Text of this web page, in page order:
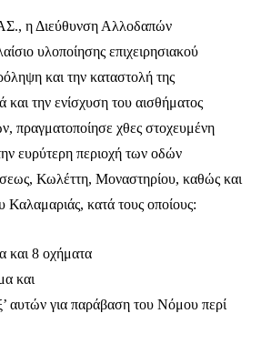
η Διεύθυνση Αλλοδαπών
υλοποίησης επιχειρησιακού
και την καταστολή της
και την ενίσχυση του αισθήματος
πραγματοποίησε χθες στοχευμένη
ευρύτερη περιοχή των οδών
Κωλέττη, Μοναστηρίου, καθώς και
Καλαμαριάς, κατά τους οποίους:
και 8 οχήματα
και
αυτών για παράβαση του Νόμου περί